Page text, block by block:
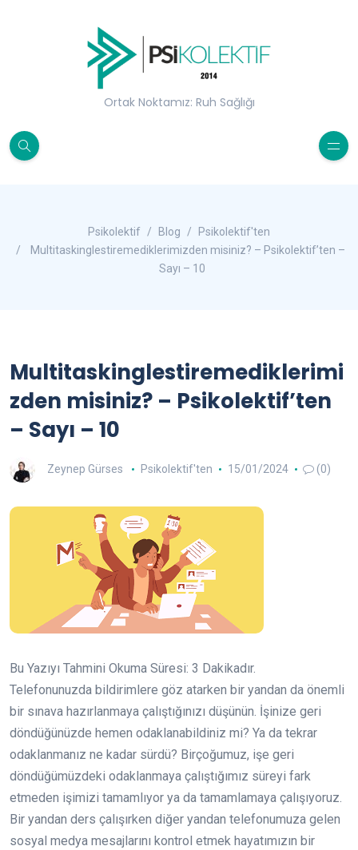
Ortak Noktamız: Ruh Sağlığı
Psikolektif Blog
Psikolektif'ten
Multitaskinglestiremediklerimizden misiniz? – Psikolektif’ten –
Sayı – 10
Multitaskinglestiremediklerimi
zden misiniz? – Psikolektif’ten
– Sayı – 10
Zeynep Gürses Psikolektif'ten 15/01/2024 (0)
Bu Yazıyı Tahmini Okuma Süresi: 3 Dakikadır.
Telefonunuzda bildirimlere göz atarken bir yandan da önemli
bir sınava hazırlanmaya çalıştığınızı düşünün. İşinize geri
döndüğünüzde hemen odaklanabildiniz mi? Ya da tekrar
odaklanmanız ne kadar sürdü? Birçoğumuz, işe geri
döndüğümüzdeki odaklanmaya çalıştığımız süreyi fark
etmeden işimizi tamamlıyor ya da tamamlamaya çalışıyoruz.
Bir yandan ders çalışırken diğer yandan telefonumuza gelen
sosyal medya mesajlarını kontrol etmek hayatımızın bir